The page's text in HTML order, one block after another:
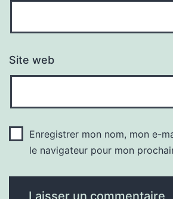
Site web
Enregistrer mon nom, mon e-
le navigateur pour mon